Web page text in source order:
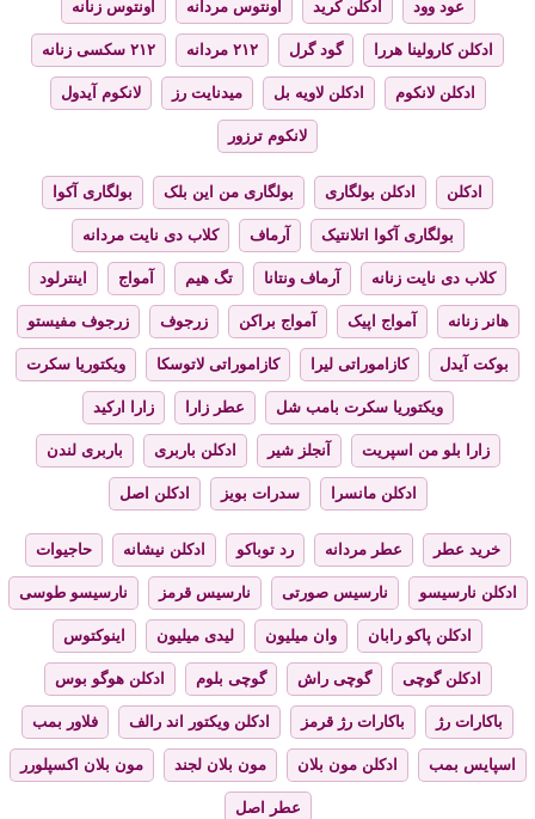
عود وود ادکلن کرید اونتوس مردانه اونتوس زنانه
ادکلن کارولینا هررا گود گرل ۲۱۲ مردانه ۲۱۲ سکسی زنانه
ادکلن لانکوم ادکلن لاویه بل میدنایت رز لانکوم آیدول
لانکوم ترزور
ادکلن ادکلن بولگاری بولگاری من این بلک بولگاری آکوا
بولگاری آکوا اتلانتیک آرماف کلاب دی نایت مردانه
کلاب دی نایت زنانه آرماف ونتانا تگ هیم آمواج اینترلود
هانر زنانه آمواج اپیک آمواج براکن زرجوف زرجوف مفیستو
بوکت آیدل کازاموراتی لیرا کازاموراتی لاتوسکا ویکتوریا سکرت
ویکتوریا سکرت بامب شل عطر زارا زارا ارکید
زارا بلو من اسپریت آنجلز شیر ادکلن باربری باربری لندن
ادکلن مانسرا سدرات بویز ادکلن اصل
خرید عطر عطر مردانه رد توباکو ادکلن نیشانه حاجیوات
ادکلن نارسیسو نارسیس صورتی نارسیس قرمز نارسیسو طوسی
ادکلن پاکو رابان وان میلیون لیدی میلیون اینوکتوس
ادکلن گوچی گوچی راش گوچی بلوم ادکلن هوگو بوس
باکارات رژ باکارات رژ قرمز ادکلن ویکتور اند رالف فلاور بمب
اسپایس بمب ادکلن مون بلان مون بلان لجند مون بلان اکسپلورر
عطر اصل